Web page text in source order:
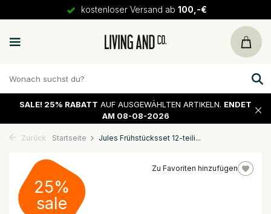
kostenloser Versand ab 100,-€
SALE! 25% RABATT AUF AUSGEWÄHLTEN ARTIKELN. ENDET
AM 08-08-2026
Zurück Startseite Jules Frühstücksset 12-teili...
Zu Favoriten hinzufügen
25%
sale